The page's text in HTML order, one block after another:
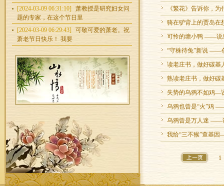
[2024-03-09 06:31:10]
萧教授是研究妇女问
题的专家，在这个节日里
[2024-03-09 06:29:43]
可敬可爱的萧老。祝
萧老节日快乐！ 我要
《繁花》告诉你，
骑在驴背上的贾岛
可怜的塘小鸭 ——说
“守株待兔”新说 ——
读老庄书，做好碳
熟读老庄书，做好
失势的乌鸦不如鸡—
乌鸦也曾是“火”鸡
乌鸦曾是万人迷 ——
我给“三不猴”查基
1